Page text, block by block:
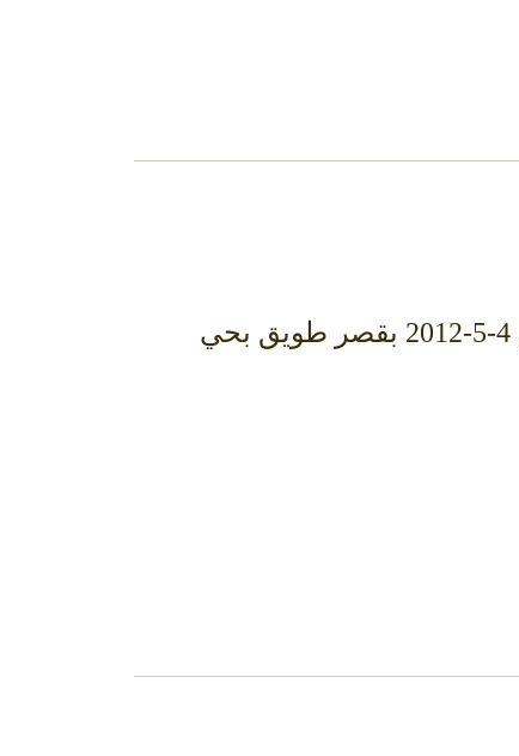
يسرنا دعوتكم لحضور زواج الابن فهد وذلك مساء يوم الجمعة 13-6-1433هـ الموافق 4-5-2012 بقصر طويق بحي